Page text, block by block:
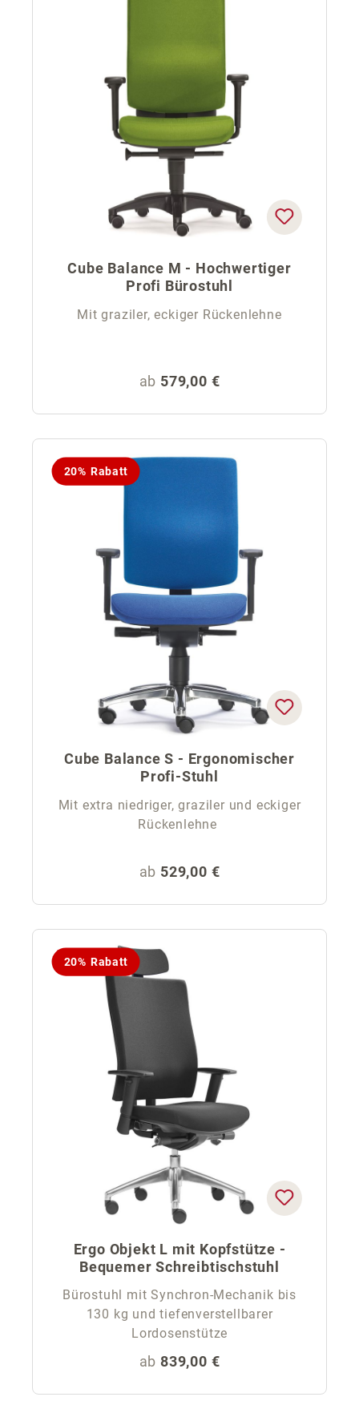
Cube Balance M - Hochwertiger
Profi Bürostuhl
Mit graziler, eckiger Rückenlehne
Regulärer Preis:
ab 579,00 €
20% Rabatt
Cube Balance S - Ergonomischer
Profi-Stuhl
Mit extra niedriger, graziler und eckiger
Rückenlehne
Regulärer Preis:
ab 529,00 €
20% Rabatt
Ergo Objekt L mit Kopfstütze -
Bequemer Schreibtischstuhl
Bürostuhl mit Synchron-Mechanik bis
130 kg und tiefenverstellbarer
Lordosenstütze
Regulärer Preis:
ab 839,00 €